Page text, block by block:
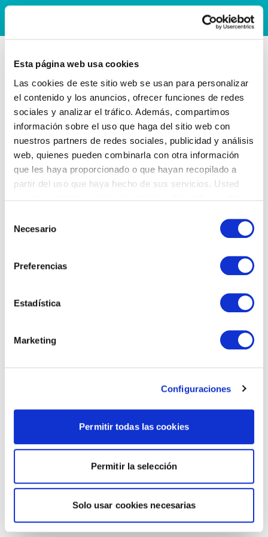
Esta página web usa cookies
Las cookies de este sitio web se usan para personalizar
el contenido y los anuncios, ofrecer funciones de redes
sociales y analizar el tráfico. Además, compartimos
información sobre el uso que haga del sitio web con
nuestros partners de redes sociales, publicidad y análisis
web, quienes pueden combinarla con otra información
que les haya proporcionado o que hayan recopilado a
partir del uso que haya hecho de sus servicios. Usted
Necesario
Preferencias
Estadística
Marketing
Configuraciones
Permitir todas las cookies
Permitir la selección
Solo usar cookies necesarias